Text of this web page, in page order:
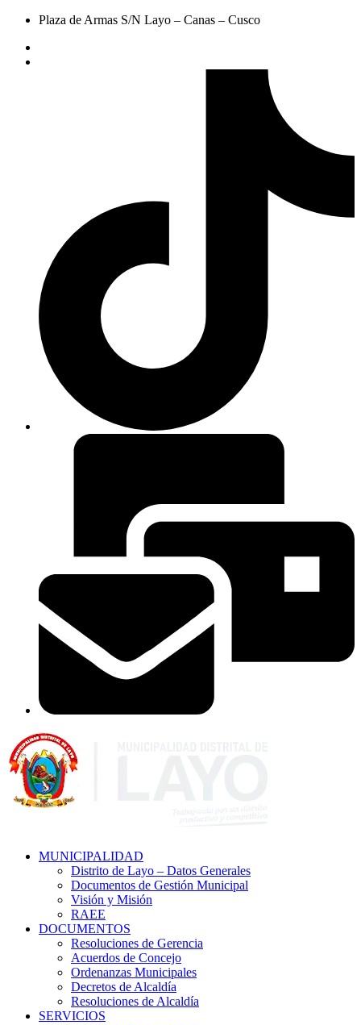
Plaza de Armas S/N Layo – Canas – Cusco
MUNICIPALIDAD
Distrito de Layo – Datos Generales
Documentos de Gestión Municipal
Visión y Misión
RAEE
DOCUMENTOS
Resoluciones de Gerencia
Acuerdos de Concejo
Ordenanzas Municipales
Decretos de Alcaldía
Resoluciones de Alcaldía
SERVICIOS